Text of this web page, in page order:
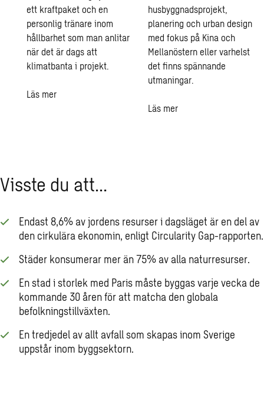
ett kraftpaket och en
personlig tränare inom
hållbarhet som man anlitar
när det är dags att
klimatbanta i projekt.
Läs mer
husbyggnadsprojekt,
planering och urban design
med fokus på Kina och
Mellanöstern eller varhelst
det finns spännande
utmaningar.
Läs mer
Visste du att…
Endast 8,6% av jordens resurser i dagsläget är en del av
den cirkulära ekonomin, enligt Circularity Gap-rapporten.
Städer konsumerar mer än 75% av alla naturresurser.
En stad i storlek med Paris måste byggas varje vecka de
kommande 30 åren för att matcha den globala
befolkningstillväxten.
En tredjedel av allt avfall som skapas inom Sverige
uppstår inom byggsektorn.